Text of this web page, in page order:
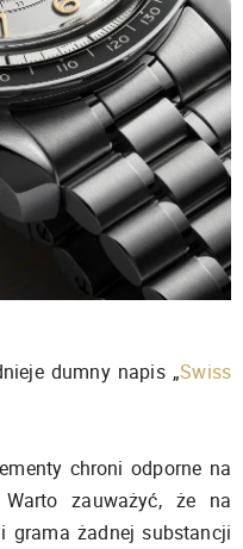
dumny napis „Swiss
chroni odporne na
zauważyć, że na
grama żadnej substancji